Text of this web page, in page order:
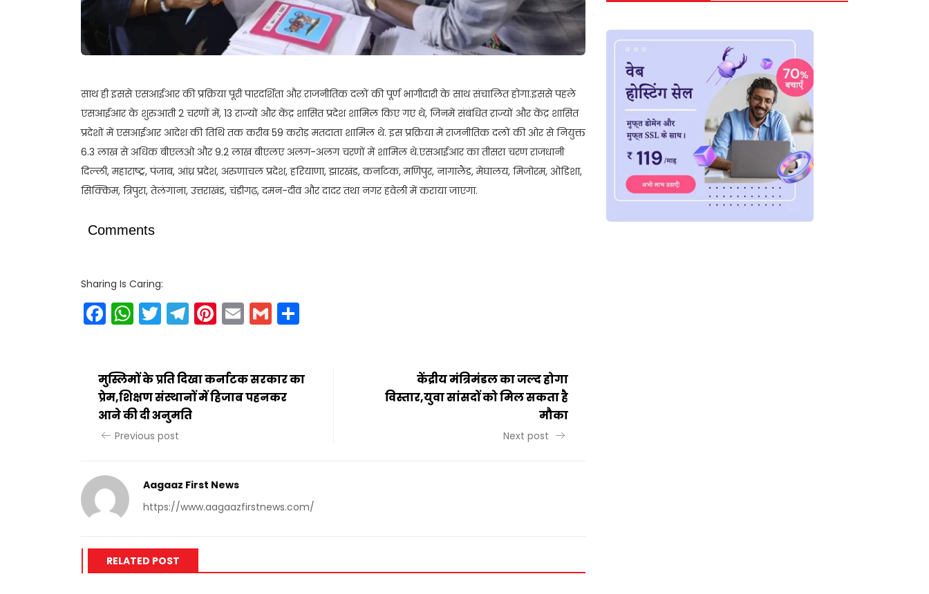
साथ ही इससे एसआईआर की प्रक्रिया पूरी पारदर्शिता और राजनीतिक दलों की पूर्ण भागीदारी के साथ संचालित होगा.इससे पहले
एसआईआर के शुरुआती 2 चरणों में, 13 राज्यों और केंद्र शासित प्रदेश शामिल किए गए थे, जिनमें संबंधित राज्यों और केंद्र शासित
प्रदेशों में एसआईआर आदेश की तिथि तक करीब 59 करोड़ मतदाता शामिल थे. इस प्रक्रिया में राजनीतिक दलों की ओर से नियुक्त
6.3 लाख से अधिक बीएलओ और 9.2 लाख बीएलए अलग-अलग चरणों में शामिल थे.एसआईआर का तीसरा चरण राजधानी
दिल्ली, महाराष्ट्र, पंजाब, आंध्र प्रदेश, अरुणाचल प्रदेश, हरियाणा, झारखंड, कर्नाटक, मणिपुर, नागालैंड, मेघालय, मिजोरम, ओडिशा,
सिक्किम, त्रिपुरा, तेलंगाना, उत्तराखंड, चंडीगढ़, दमन-दीव और दादर तथा नगर हवेली में कराया जाएगा.
Comments
Sharing Is Caring:
Facebook
WhatsApp
Twitter
Telegram
Pinterest
EmailGmail
मुस्लिमों के प्रति दिखा कर्नाटक सरकार का
प्रेम,शिक्षण संस्थानों में हिजाब पहनकर
आने की दी अनुमति
Previous post
केंद्रीय मंत्रिमंडल का जल्द होगा
विस्तार,युवा सांसदों को मिल सकता है
मौका
Next post
Aagaaz First News
https://www.aagaazfirstnews.com/
RELATED POST